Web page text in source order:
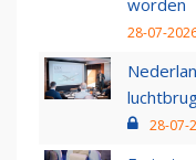
worden
28-07-
28-07-